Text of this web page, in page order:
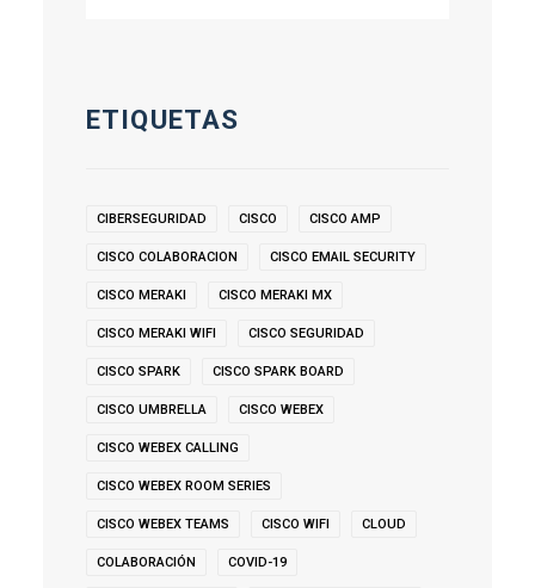
ETIQUETAS
CIBERSEGURIDAD CISCO CISCO AMP
CISCO COLABORACION CISCO EMAIL SECURITY
CISCO MERAKI CISCO MERAKI MX
CISCO MERAKI WIFI CISCO SEGURIDAD
CISCO SPARK CISCO SPARK BOARD
CISCO UMBRELLA CISCO WEBEX
CISCO WEBEX CALLING
CISCO WEBEX ROOM SERIES
CISCO WEBEX TEAMS CISCO WIFI CLOUD
COLABORACIÓN COVID-19